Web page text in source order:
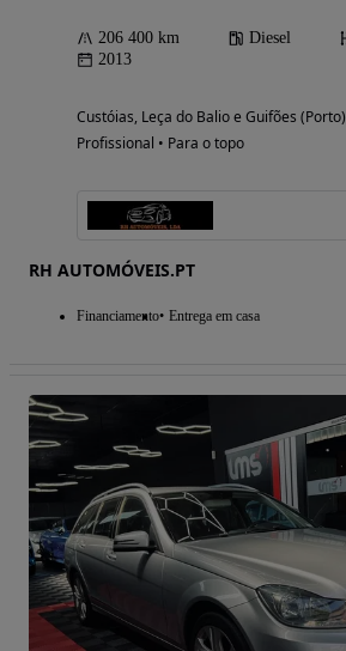
206 400 km Diesel
2013
Custóias, Leça do Balio e Guifões (Porto)
Profissional • Para o topo
RH AUTOMÓVEIS.PT
Financiamento Entrega em casa